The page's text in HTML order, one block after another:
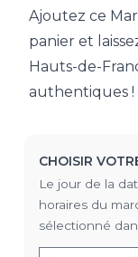
Ajoutez ce
panier et
Hauts-de-
authentiques !
CHOISIR
Le jour de la
horaires du
sélectionné